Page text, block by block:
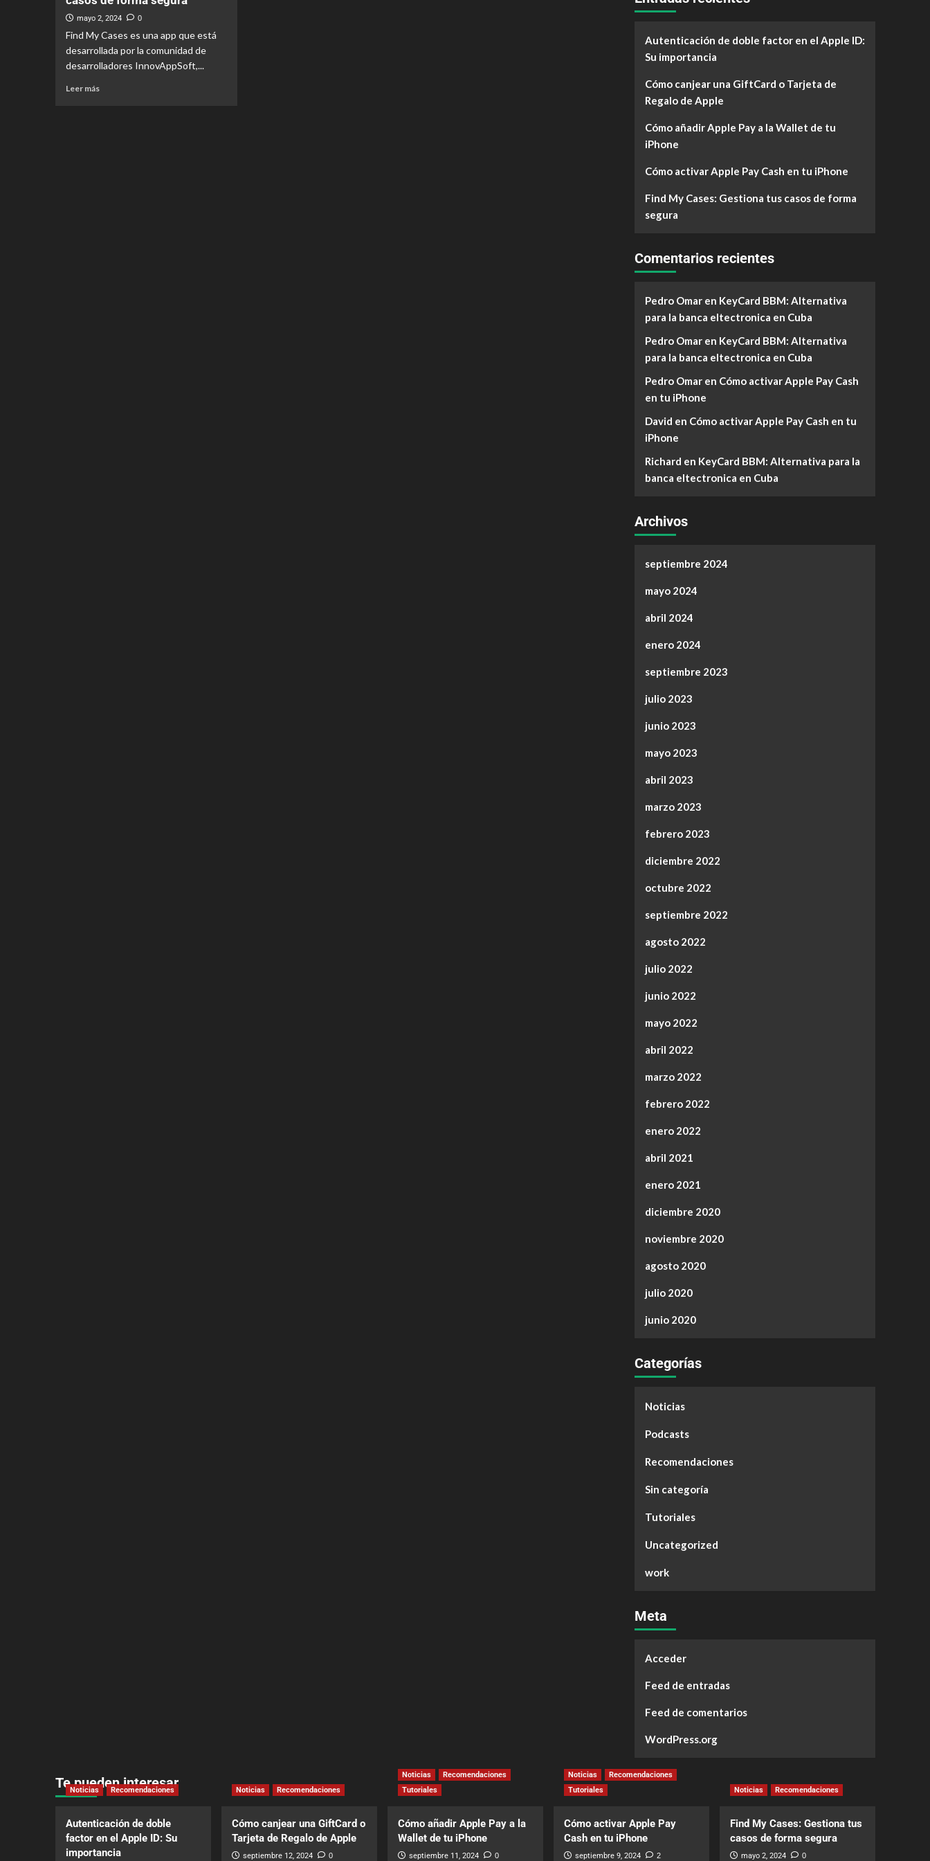
mayo 2, 2024 0
Find My Cases es una app que está
desarrollada por la comunidad de
desarrolladores InnovAppSoft,...
Leer más
Autenticación de doble factor en el Apple ID:
Su importancia
Cómo canjear una GiftCard o Tarjeta de
Regalo de Apple
Cómo añadir Apple Pay a la Wallet de tu
iPhone
Cómo activar Apple Pay Cash en tu iPhone
Find My Cases: Gestiona tus casos de forma
segura
Comentarios recientes
Pedro Omaren KeyCard BBM: Alternativa
para la banca eltectronica en Cuba
Pedro Omaren KeyCard BBM: Alternativa
para la banca eltectronica en Cuba
Pedro Omaren Cómo activar Apple Pay Cash
en tu iPhone
David en Cómo activar Apple Pay Cash en tu
iPhone
Richard en KeyCard BBM: Alternativa para la
banca eltectronica en Cuba
Archivos
septiembre 2024
mayo 2024
abril 2024
enero 2024
septiembre 2023
julio 2023
junio 2023
mayo 2023
abril 2023
marzo 2023
febrero 2023
diciembre 2022
octubre 2022
septiembre 2022
agosto 2022
julio 2022
junio 2022
mayo 2022
abril 2022
marzo 2022
febrero 2022
enero 2022
abril 2021
enero 2021
diciembre 2020
noviembre 2020
agosto 2020
julio 2020
junio 2020
Categorías
Noticias
Podcasts
Recomendaciones
Sin categoría
Tutoriales
Uncategorized
work
Meta
Acceder
Feed de entradas
Feed de comentarios
WordPress.org
Te pueden interesar
Noticias Recomendaciones
Autenticación de doble
factor en el Apple ID: Su
importancia
Noticias Recomendaciones
Cómo canjear una GiftCard o
Tarjeta de Regalo de Apple
septiembre 12, 2024 0
Noticias
Recomendaciones
Tutoriales
Cómo añadir Apple Pay a la
Wallet de tu iPhone
septiembre 11, 2024 0
Noticias
Recomendaciones
Tutoriales
Cómo activar Apple Pay
Cash en tu iPhone
septiembre 9, 2024 2
Noticias Recomendaciones
Find My Cases: Gestiona tus
casos de forma segura
mayo 2, 2024 0